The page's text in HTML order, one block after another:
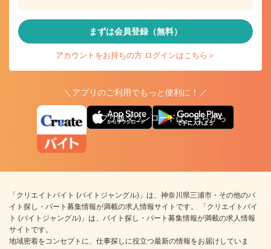
まずは会員登録（無料）
アカウントをお持ちの方 ログインはこちら＞
＼アプリのご利用でもっと便利に！／
アプリ版ダウンロードはこちらから
「クリエイトバイト (バイトジャングル)」は、神奈川県三浦市・その他のバ
イト探し・パート募集情報が満載の求人情報サイトです。 「クリエイトバイ
ト (バイトジャングル)」は、バイト探し・パート募集情報が満載の求人情報
サイトです。
地域密着をコンセプトに、仕事探しに役立つ最新の情報をお届けしていま